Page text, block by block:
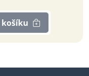
košíku